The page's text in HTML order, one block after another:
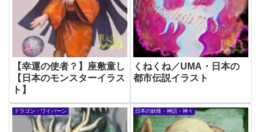
【幸運の使者？】座敷童し
【日本のモンスターイラス
ト】
くねくね／UMA・日本の
都市伝説イラスト
ドラゴン・ワイバーン 日本の妖怪・神話・神々